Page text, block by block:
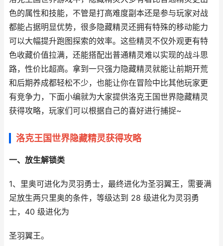
色的属性和技能，不管是打高难度副本还是参与玩家对战
都能占据明显优势，很多隐藏精灵还拥有特殊的移动能力
可以大幅提升跑图探索的效率。这些精灵不仅外观更有特
色收藏价值拉满，还能搭配出普通精灵难以实现的战斗思
路，性价比超高。拿到一只强力隐藏精灵就能让前期开荒
和后期养成都轻松不少，也能让你在冒险中比其他玩家更
有竞争力，下面小编就为大家提供洛克王国世界隐藏精灵
获得攻略，玩家们可以根据自己的喜好进行捕捉~
洛克王国世界隐藏精灵获得攻略
一、放生解锁类
1、里奥可进化为灵羽勇士，最终进化为圣羽翼王，需要满
足放生两只里奥的条件，等级达到 28 级进化为灵羽勇
士，40 级进化为
圣羽翼王。